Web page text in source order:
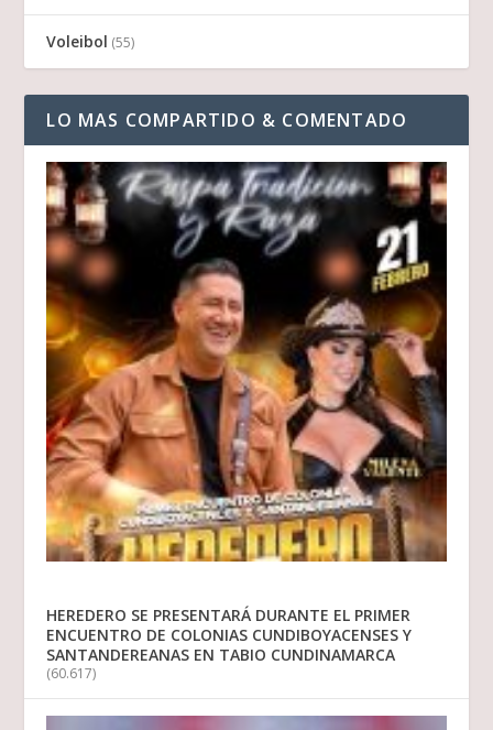
Voleibol (55)
LO MAS COMPARTIDO & COMENTADO
HEREDERO SE PRESENTARÁ DURANTE EL PRIMER
ENCUENTRO DE COLONIAS CUNDIBOYACENSES Y
SANTANDEREANAS EN TABIO CUNDINAMARCA
(60.617)